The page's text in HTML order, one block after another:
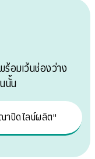
อมเว้นช่องว่าง
นั้น
าปิดไลน์ผลิต"